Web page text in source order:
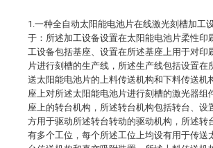
1.一种全自动太阳能电池片在线激光刻槽加工
于：所述加工设备设置在太阳能电池片柔性印
工设备包括基座、设置在所述基座上用于对印
片进行刻槽的生产线，所述生产线包括设置在
送太阳能电池片的上料传送机构和下料传送机
座上对所述太阳能电池片进行刻槽的激光器组
座上的转台机构，所述转台机构包括转台、设
方用于驱动所述转台转动的驱动机构，所述转
有多个工位，每个所述工位上均设有用于传送